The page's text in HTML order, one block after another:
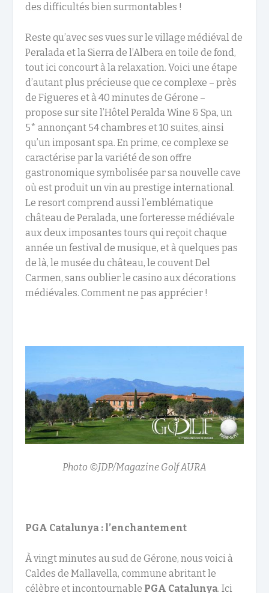
des difficultés bien surmontables !
Reste qu’avec ses vues sur le village médiéval de
Peralada et la Sierra de l’Albera en toile de fond,
tout ici concourt à la relaxation. Voici une étape
d’autant plus précieuse que ce complexe – près
de Figueres et à 40 minutes de Gérone –
propose sur site l’Hôtel Peralda Wine & Spa, un
5* annonçant 54 chambres et 10 suites, ainsi
qu’un imposant spa. En prime, ce complexe se
caractérise par la variété de son offre
gastronomique symbolisée par sa nouvelle cave
où est produit un vin au prestige international.
Le resort comprend aussi l’emblématique
château de Peralada, une forteresse médiévale
aux deux imposantes tours qui reçoit chaque
année un festival de musique, et à quelques pas
de là, le musée du château, le couvent Del
Carmen, sans oublier le casino aux décorations
médiévales. Comment ne pas apprécier !
Photo ©JDP/Magazine Golf AURA
PGA Catalunya : l’enchantement
À vingt minutes au sud de Gérone, nous voici à
Caldes de Mallavella, commune abritant le
célèbre et incontournable PGA Catalunya. Ici